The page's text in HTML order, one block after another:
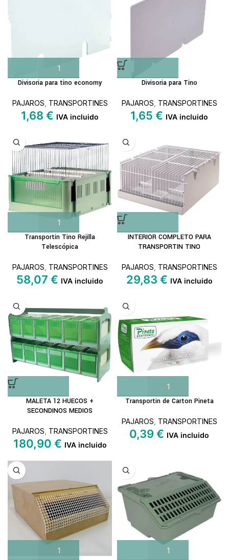
Divisoria para tino economy
PAJAROS TRANSPORTINES
1,68 € IVA incluido
Divisoria para Tino
PAJAROS TRANSPORTINES
1,65 € IVA incluido
Transportin Tino Rejilla
Telescópica
PAJAROS TRANSPORTINES
58,07 € IVA incluido
INTERIOR COMPLETO PARA
TRANSPORTIN TINO
PAJAROS TRANSPORTINES
29,83 € IVA incluido
MALETA 12 HUECOS +
SECONDINOS MEDIOS
PAJAROS TRANSPORTINES
180,90 € IVA incluido
Transportin de Carton Pineta
PAJAROS TRANSPORTINES
0,39 € IVA incluido